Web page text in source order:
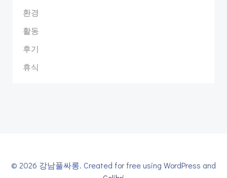
환경
활동
후기
휴식
© 2026 강남풀싸롱. Created for free using WordPress and